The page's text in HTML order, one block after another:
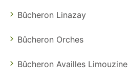
Bûcheron Linazay
Bûcheron Orches
Bûcheron Availles Limouzine